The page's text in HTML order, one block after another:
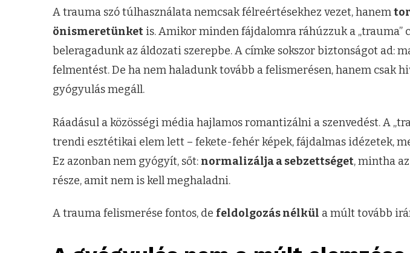
A trauma szó túlhasználata nemcsak félreértésekhez vezet, hanem
önismeretünket is. Amikor minden fájdalomra ráhúzzuk a „trauma”
beleragadunk az áldozati szerepbe. A címke sokszor biztonságot ad:
felmentést. De ha nem haladunk tovább a felismerésen, hanem csak
gyógyulás megáll.
Ráadásul a közösségi média hajlamos romantizálni a szenvedést. A
trendi esztétikai elem lett – fekete-fehér képek, fájdalmas idézetek,
Ez azonban nem gyógyít, sőt: normalizálja a sebzettséget, mintha
része, amit nem is kell meghaladni.
A trauma felismerése fontos, de feldolgozás nélkül a múlt tovább